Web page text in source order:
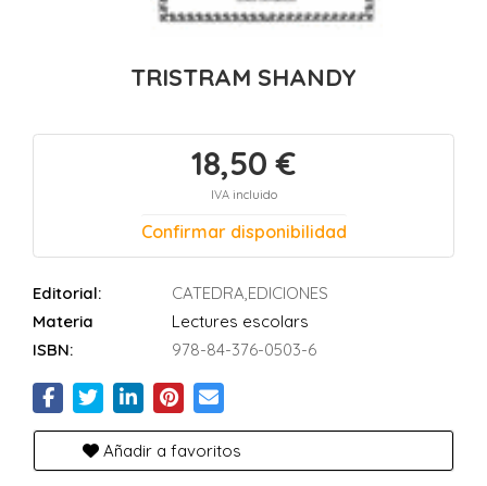
TRISTRAM SHANDY
18,50 €
IVA incluido
Confirmar disponibilidad
Editorial:
CATEDRA,EDICIONES
Materia
Lectures escolars
ISBN:
978-84-376-0503-6
Añadir a favoritos